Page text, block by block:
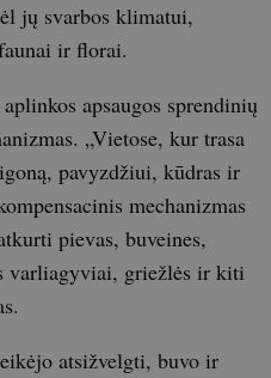
jų svarbos klimatui,
ir florai.
apsaugos sprendinių
„Vietose, kur trasa
pavyzdžiui, kūdras ir
mechanizmas
pievas, buveines,
varliagyviai, griežlės ir kiti
atsižvelgti, buvo ir